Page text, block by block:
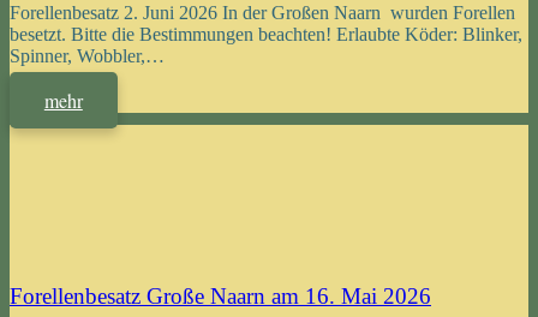
Forellenbesatz 2. Juni 2026 In der Großen Naarn wurden Forellen
besetzt. Bitte die Bestimmungen beachten! Erlaubte Köder: Blinker,
Spinner, Wobbler,…
mehr
Forellenbesatz Große Naarn am 16. Mai 2026